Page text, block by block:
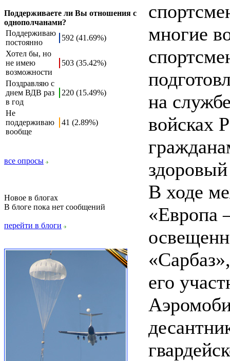
Поддерживаете ли Вы отношения с
однополчанами?
Поддерживаю
постоянно
592 (41.69%)
Хотел бы, но
не имею
возможности
503 (35.42%)
Поздравляю с
днем ВДВ раз
в год
220 (15.49%)
Не
поддерживаю
вообще
41 (2.89%)
все опросы
Новое в блогах
В блоге пока нет сообщений
перейти в блоги
многие
на
войсках
В ходе
«Европа
его